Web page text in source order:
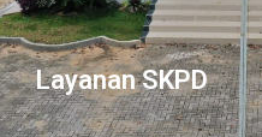
Layanan SKPD